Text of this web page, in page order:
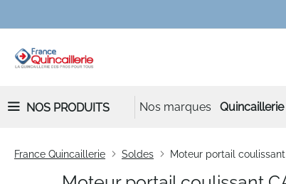
NOS PRODUITS Nos marques Quincaillerie
France Quincaillerie Soldes Moteur portail coulissant